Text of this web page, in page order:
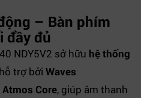
– Bàn phím
đầy đủ
NDY5V2 sở hữu hệ thống
hỗ trợ bởi Waves
Core, giúp âm thanh